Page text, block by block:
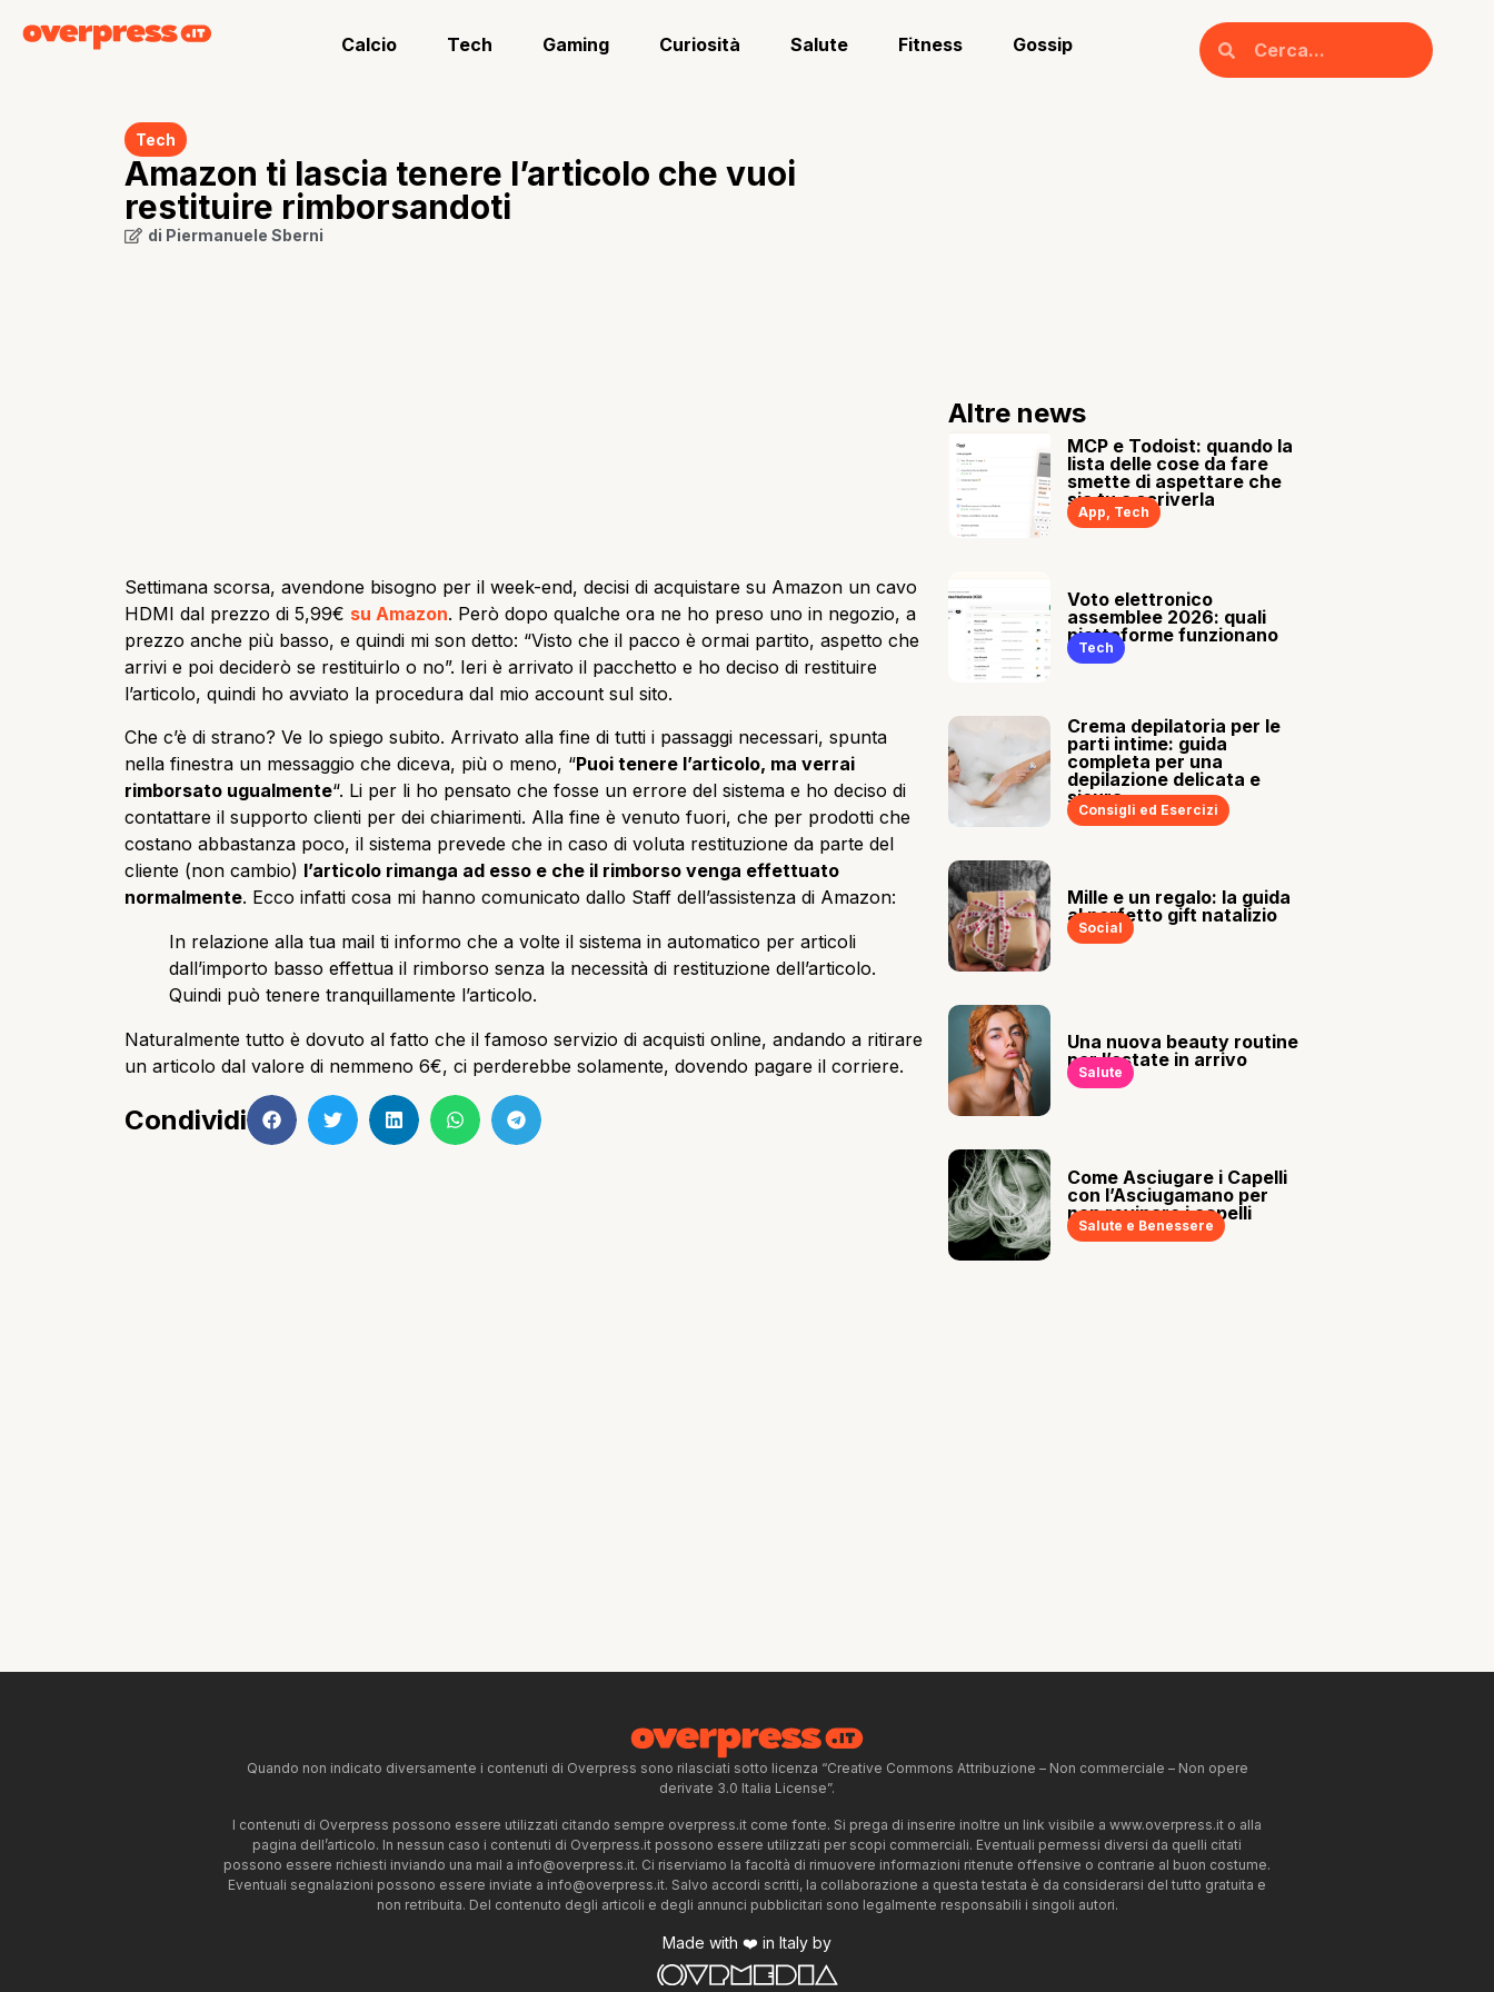
Calcio Tech Gaming Curiosità Salute Fitness Gossip
Tech
Amazon ti lascia tenere l’articolo che vuoi
restituire rimborsandoti
di Piermanuele Sberni
Settimana scorsa, avendone bisogno per il week-end, decisi di acquistare su Amazon un cavo
HDMI dal prezzo di 5,99€ su Amazon. Però dopo qualche ora ne ho preso uno in negozio, a
prezzo anche più basso, e quindi mi son detto: “Visto che il pacco è ormai partito, aspetto che
arrivi e poi deciderò se restituirlo o no”. Ieri è arrivato il pacchetto e ho deciso di restituire
l’articolo, quindi ho avviato la procedura dal mio account sul sito.
Che c’è di strano? Ve lo spiego subito. Arrivato alla fine di tutti i passaggi necessari, spunta
nella finestra un messaggio che diceva, più o meno, “Puoi tenere l’articolo, ma verrai
rimborsato ugualmente“. Li per li ho pensato che fosse un errore del sistema e ho deciso di
contattare il supporto clienti per dei chiarimenti. Alla fine è venuto fuori, che per prodotti che
costano abbastanza poco, il sistema prevede che in caso di voluta restituzione da parte del
cliente (non cambio) l’articolo rimanga ad esso e che il rimborso venga effettuato
normalmente. Ecco infatti cosa mi hanno comunicato dallo Staff dell’assistenza di Amazon:
In relazione alla tua mail ti informo che a volte il sistema in automatico per articoli
dall’importo basso effettua il rimborso senza la necessità di restituzione dell’articolo.
Quindi può tenere tranquillamente l’articolo.
Naturalmente tutto è dovuto al fatto che il famoso servizio di acquisti online, andando a ritirare
un articolo dal valore di nemmeno 6€, ci perderebbe solamente, dovendo pagare il corriere.
Condividi
Altre news
MCP e Todoist: quando la
lista delle cose da fare
smette di aspettare che
sia tu a scriverla
App, Tech
Voto elettronico
assemblee 2026: quali
piattaforme funzionano
Tech
Crema depilatoria per le
parti intime: guida
completa per una
depilazione delicata e
sicura
Consigli ed Esercizi
Mille e un regalo: la guida
al perfetto gift natalizio
Social
Una nuova beauty routine
per l’estate in arrivo
Salute
Come Asciugare i Capelli
con l’Asciugamano per
non rovinare i capelli
Salute e Benessere
Quando non indicato diversamente i contenuti di Overpress sono rilasciati sotto licenza “Creative Commons Attribuzione – Non commerciale – Non opere
derivate 3.0 Italia License”.
I contenuti di Overpress possono essere utilizzati citando sempre overpress.it come fonte. Si prega di inserire inoltre un link visibile a www.overpress.it o alla
pagina dell’articolo. In nessun caso i contenuti di Overpress.it possono essere utilizzati per scopi commerciali. Eventuali permessi diversi da quelli citati
possono essere richiesti inviando una mail a info@overpress.it. Ci riserviamo la facoltà di rimuovere informazioni ritenute offensive o contrarie al buon costume.
Eventuali segnalazioni possono essere inviate a info@overpress.it. Salvo accordi scritti, la collaborazione a questa testata è da considerarsi del tutto gratuita e
non retribuita. Del contenuto degli articoli e degli annunci pubblicitari sono legalmente responsabili i singoli autori.
Made with ❤️ in Italy by